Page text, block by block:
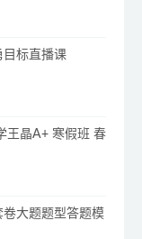
目标直播课
王晶A+ 寒假班 春
大题题型答题模